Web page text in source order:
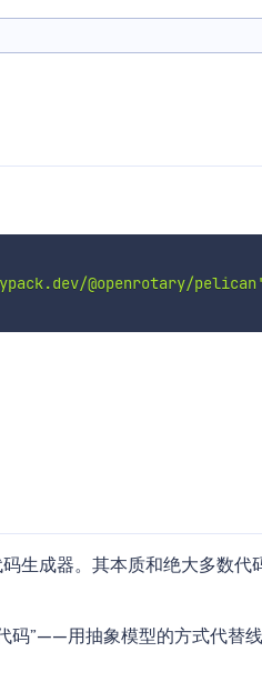
@openrotary/pelican'
生成器。其本质和绝大多数
码”——用抽象模型的方式代替线